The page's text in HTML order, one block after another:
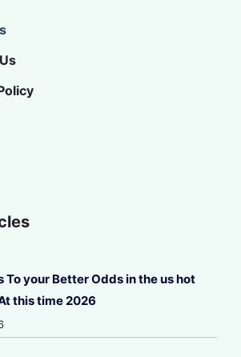
your Better Odds in the us hot
this time 2026